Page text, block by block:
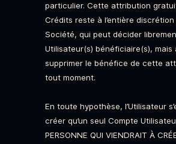
particulier. Cette attribution
Crédits reste à l’entière discrétion
Société, qui peut décider
Utilisateur(s) bénéficiaire(s), mais
supprimer le bénéfice de cette
tout moment.
En toute hypothèse, l’Utilisateur
créer qu’un seul Compte
PERSONNE QUI VIENDRAIT À